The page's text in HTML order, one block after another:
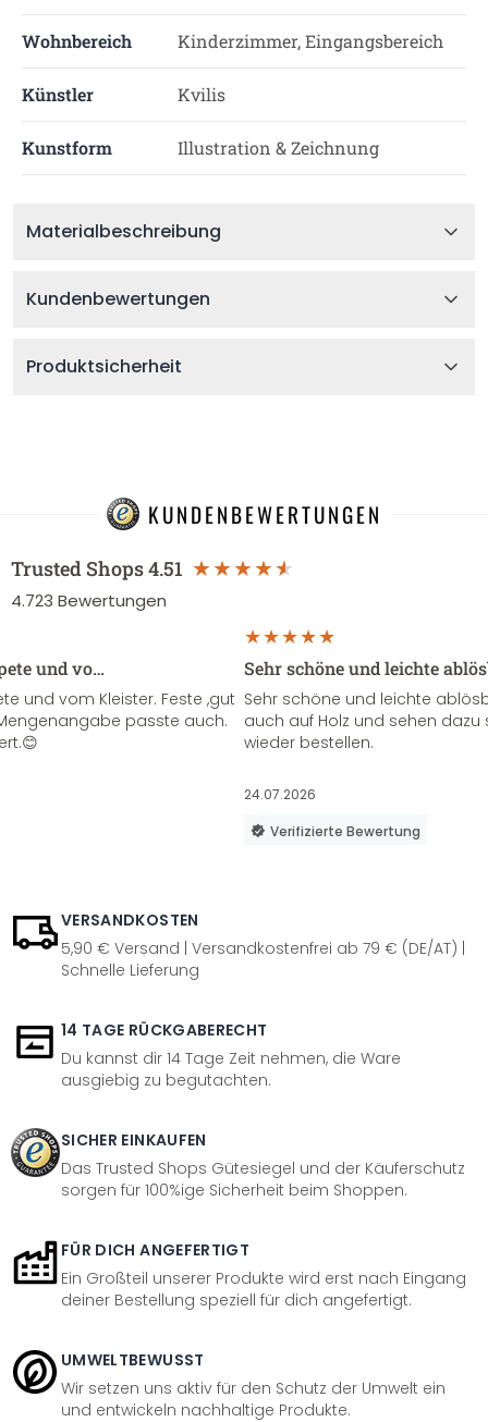
Wohnbereich Kinderzimmer, Eingangsbereich
Künstler Kvilis
Kunstform Illustration & Zeichnung
Materialbeschreibung
Kundenbewertungen
Produktsicherheit
KUNDENBEWERTUNGEN
Trusted Shops4.51
4.723 Bewertungen
und vo…
und vom Kleister. Feste ,gut
passte auch.
Sehr schöne und leichte
Sehr schöne und leichte
auch auf Holz und sehen
wieder bestellen.
24.07.2026
Verifizierte Bewertung
VERSANDKOSTEN
5,90 € Versand | Versandkostenfrei ab 79 € (DE/AT) |
Schnelle Lieferung
14 TAGE RÜCKGABERECHT
Du kannst dir 14 Tage Zeit nehmen, die Ware
ausgiebig zu begutachten.
SICHER EINKAUFEN
Das Trusted Shops Gütesiegel und der Käuferschutz
sorgen für 100%ige Sicherheit beim Shoppen.
FÜR DICH ANGEFERTIGT
Ein Großteil unserer Produkte wird erst nach Eingang
deiner Bestellung speziell für dich angefertigt.
UMWELTBEWUSST
Wir setzen uns aktiv für den Schutz der Umwelt ein
und entwickeln nachhaltige Produkte.